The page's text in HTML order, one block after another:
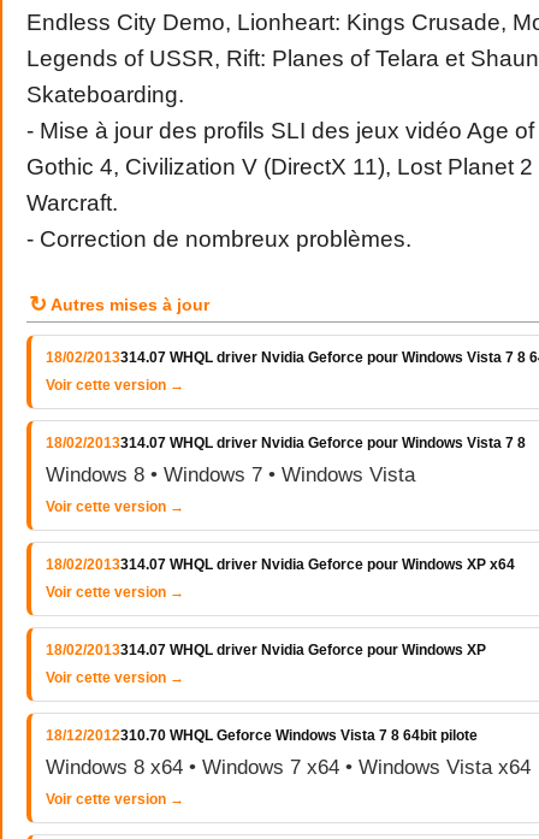
Endless City Demo, Lionheart: Kings Crusade,
Legends of USSR, Rift: Planes of Telara et
Skateboarding.
- Mise à jour des profils SLI des jeux vidéo Age
Gothic 4, Civilization V (DirectX 11), Lost Planet
Warcraft.
- Correction de nombreux problèmes.
↻ Autres mises à jour
18/02/2013314.07 WHQL driver Nvidia Geforce pour Windows Vista 7 8
Voir cette version →
18/02/2013314.07 WHQL driver Nvidia Geforce pour Windows Vista 7 8
Windows 8 • Windows 7 • Windows Vista
Voir cette version →
18/02/2013314.07 WHQL driver Nvidia Geforce pour Windows XP x64
Voir cette version →
18/02/2013314.07 WHQL driver Nvidia Geforce pour Windows XP
Voir cette version →
18/12/2012310.70 WHQL Geforce Windows Vista 7 8 64bit pilote
Windows 8 x64 • Windows 7 x64 • Windows Vista x64
Voir cette version →